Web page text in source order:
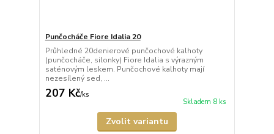
Punčocháče Fiore Idalia 20
Průhledné 20denierové punčochové kalhoty
(punčocháče, silonky) Fiore Idalia s výrazným
saténovým leskem. Punčochové kalhoty mají
nezesílený sed, ...
207 Kč/ks
Skladem 8 ks
Zvolit variantu